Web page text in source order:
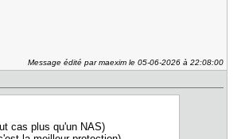
Message édité par maexim le 05-06-2026 à 22:08:00
cas plus qu'un NAS)